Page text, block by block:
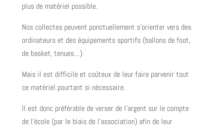
plus de matériel possible.
Nos collectes peuvent ponctuellement s’orienter vers des
ordinateurs et des équipements sportifs (ballons de foot,
de basket, tenues…).
Mais il est difficile et coûteux de leur faire parvenir tout
ce matériel pourtant si nécessaire.
Il est donc préférable de verser de l’argent sur le compte
de l’école (par le biais de l’association) afin de leur